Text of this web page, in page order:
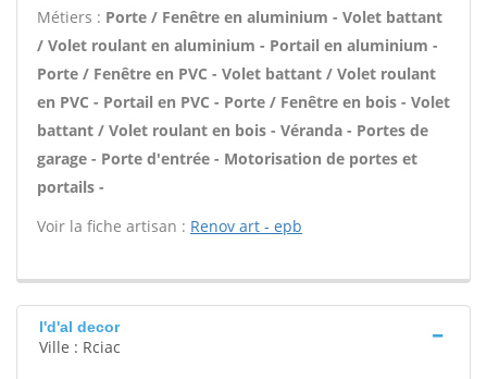
Métiers : Porte / Fenêtre en aluminium - Volet battant
/ Volet roulant en aluminium - Portail en aluminium -
Porte / Fenêtre en PVC - Volet battant / Volet roulant
en PVC - Portail en PVC - Porte / Fenêtre en bois - Volet
battant / Volet roulant en bois - Véranda - Portes de
garage - Porte d'entrée - Motorisation de portes et
portails -
Voir la fiche artisan : Renov art - epb
I'd'al decor
Ville : Rciac